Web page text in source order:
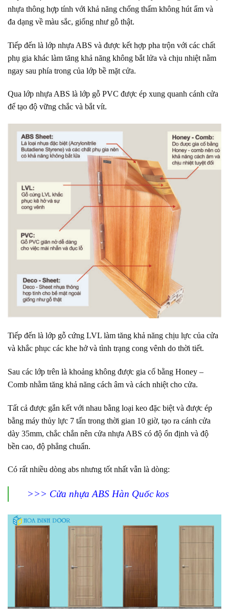
nhựa thông hợp tính với khả năng chống thấm không hút ẩm và
đa dạng về màu sắc, giống như gỗ thật.
Tiếp đến là lớp nhựa ABS và được kết hợp pha trộn với các chất
phụ gia khác làm tăng khả năng không bắt lửa và chịu nhiệt nằm
ngay sau phía trong của lớp bề mặt cửa.
Qua lớp nhựa ABS là lớp gỗ PVC được ép xung quanh cánh cửa
để tạo độ vững chắc và bắt vít.
Tiếp đến là lớp gỗ cứng LVL làm tăng khả năng chịu lực của cửa
và khắc phục các khe hở và tình trạng cong vênh do thời tiết.
Sau các lớp trên là khoảng không được gia cố bằng Honey –
Comb nhằm tăng khả năng cách âm và cách nhiệt cho cửa.
Tất cả được gắn kết với nhau bằng loại keo đặc biệt và được ép
bằng máy thủy lực 7 tấn trong thời gian 10 giờ, tạo ra cánh cửa
dày 35mm, chắc chắn nên cửa nhựa ABS có độ ổn định và độ
bền cao, độ phẳng chuẩn.
Có rất nhiều dòng abs nhưng tốt nhất vẫn là dòng:
>>> Cửa nhựa ABS Hàn Quốc kos